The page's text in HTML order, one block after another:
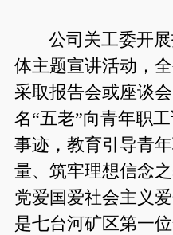
公司关工委开
体主题宣讲活动，
采取报告会或座谈
名“五老”向青年职
事迹，教育引导青
量、筑牢理想信念
党爱国爱社会主义
是七台河矿区第一